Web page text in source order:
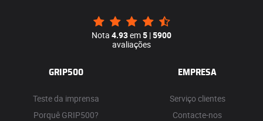
Nota 4.93em5 |5900
avaliações
GRIP500
Teste da imprensa
Porquê GRIP500?
EMPRESA
Serviço clientes
Contacte-nos